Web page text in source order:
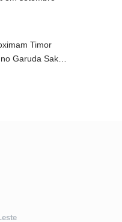
Timor
Garuda Sakti